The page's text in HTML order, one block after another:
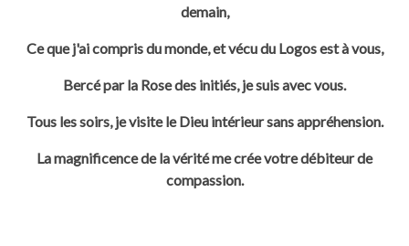
demain,
Ce que j'ai compris du monde, et vécu du Logos est à vous,
Bercé par la Rose des initiés, je suis avec vous.
Tous les soirs, je visite le Dieu intérieur sans appréhension.
La magnificence de la vérité me crée votre débiteur de
compassion.